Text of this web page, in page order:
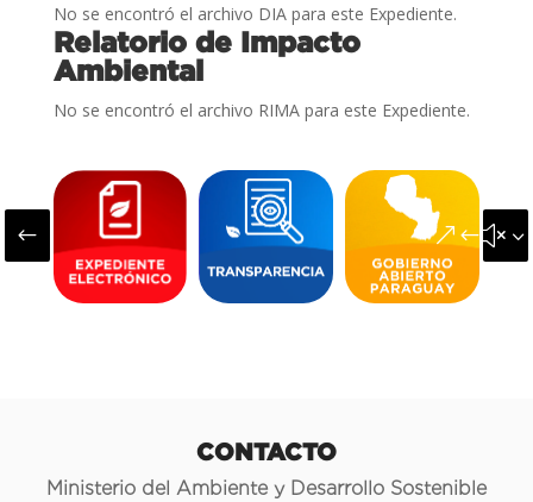
No se encontró el archivo DIA para este Expediente.
Relatorio de Impacto
Ambiental
No se encontró el archivo RIMA para este Expediente.
#
CONTACTO
Ministerio del Ambiente y Desarrollo Sostenible